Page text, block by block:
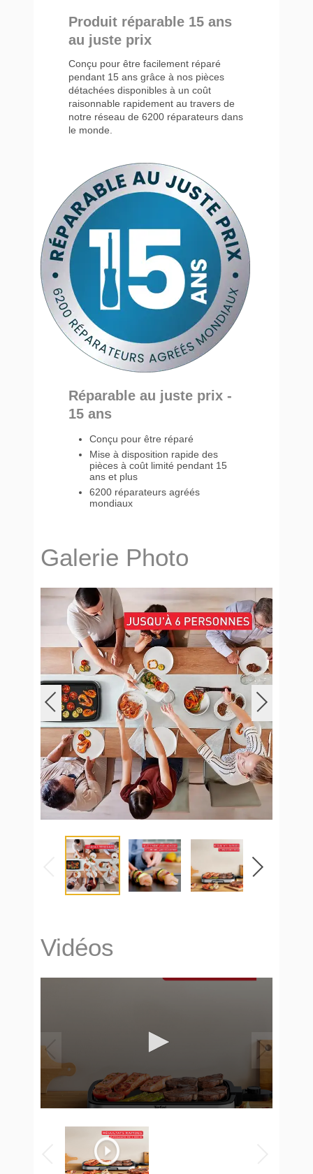
Produit réparable 15 ans
au juste prix
Conçu pour être facilement réparé
pendant 15 ans grâce à nos pièces
détachées disponibles à un coût
raisonnable rapidement au travers de
notre réseau de 6200 réparateurs dans
le monde.
Réparable au juste prix -
15 ans
Conçu pour être réparé
Mise à disposition rapide des
pièces à coût limité pendant 15
ans et plus
6200 réparateurs agréés
mondiaux
Galerie Photo
Vidéos